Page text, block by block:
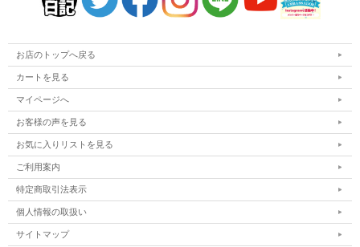
お店のトップへ戻る
カートを見る
マイページへ
お客様の声を見る
お気に入りリストを見る
ご利用案内
特定商取引法表示
個人情報の取扱い
サイトマップ